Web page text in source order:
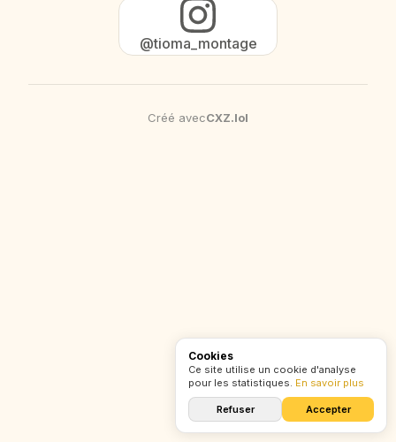
@tioma_montage
Créé avecCXZ.lol
Cookies
Ce site utilise un cookie d'analyse
pour les statistiques. En savoir plus
Refuser Accepter